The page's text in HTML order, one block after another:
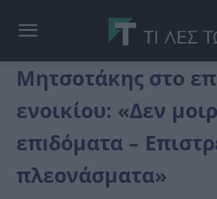
Μητσοτάκης στο
ενοικίου: «Δεν
επıδόματα –
πλεονάσματα»